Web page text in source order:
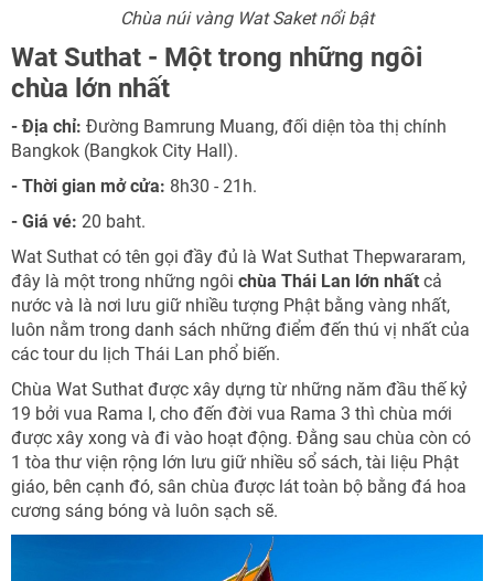
Chùa núi vàng Wat Saket nổi bật
Wat Suthat - Một trong những ngôi
chùa lớn nhất
- Địa chỉ: Đường Bamrung Muang, đối diện tòa thị chính
Bangkok (Bangkok City Hall).
- Thời gian mở cửa: 8h30 - 21h.
- Giá vé: 20 baht.
Wat Suthat có tên gọi đầy đủ là Wat Suthat Thepwararam,
đây là một trong những ngôi chùa Thái Lan lớn nhất cả
nước và là nơi lưu giữ nhiều tượng Phật bằng vàng nhất,
luôn nằm trong danh sách những điểm đến thú vị nhất của
các tour du lịch Thái Lan phổ biến.
Chùa Wat Suthat được xây dựng từ những năm đầu thế kỷ
19 bởi vua Rama I, cho đến đời vua Rama 3 thì chùa mới
được xây xong và đi vào hoạt động. Đằng sau chùa còn có
1 tòa thư viện rộng lớn lưu giữ nhiều sổ sách, tài liệu Phật
giáo, bên cạnh đó, sân chùa được lát toàn bộ bằng đá hoa
cương sáng bóng và luôn sạch sẽ.